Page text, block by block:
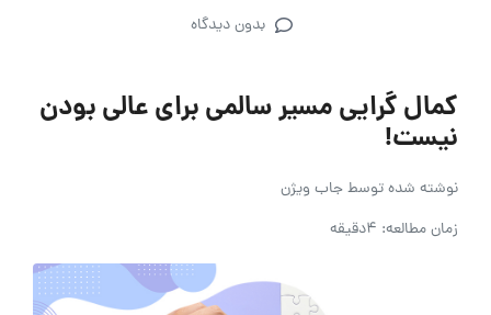
بدون دیدگاه
کمال گرایی مسیر سالمی برای عالی بودن
نیست!
نوشته شده توسطجاب ویژن
زمان مطالعه: 4دقیقه